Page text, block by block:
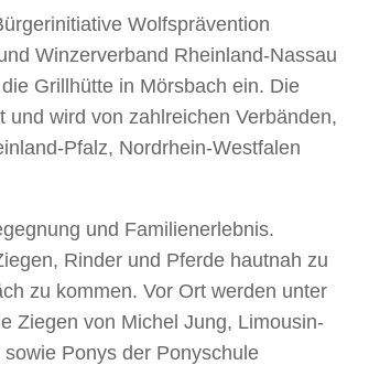
Wolfsprävention
Winzerverband Rheinland-Nassau
Grillhütte in Mörsbach ein. Die
wird von zahlreichen Verbänden,
Pfalz, Nordrhein-Westfalen
und Familienerlebnis.
Rinder und Pferde hautnah zu
zu kommen. Vor Ort werden unter
Ziegen von Michel Jung, Limousin-
Ponys der Ponyschule